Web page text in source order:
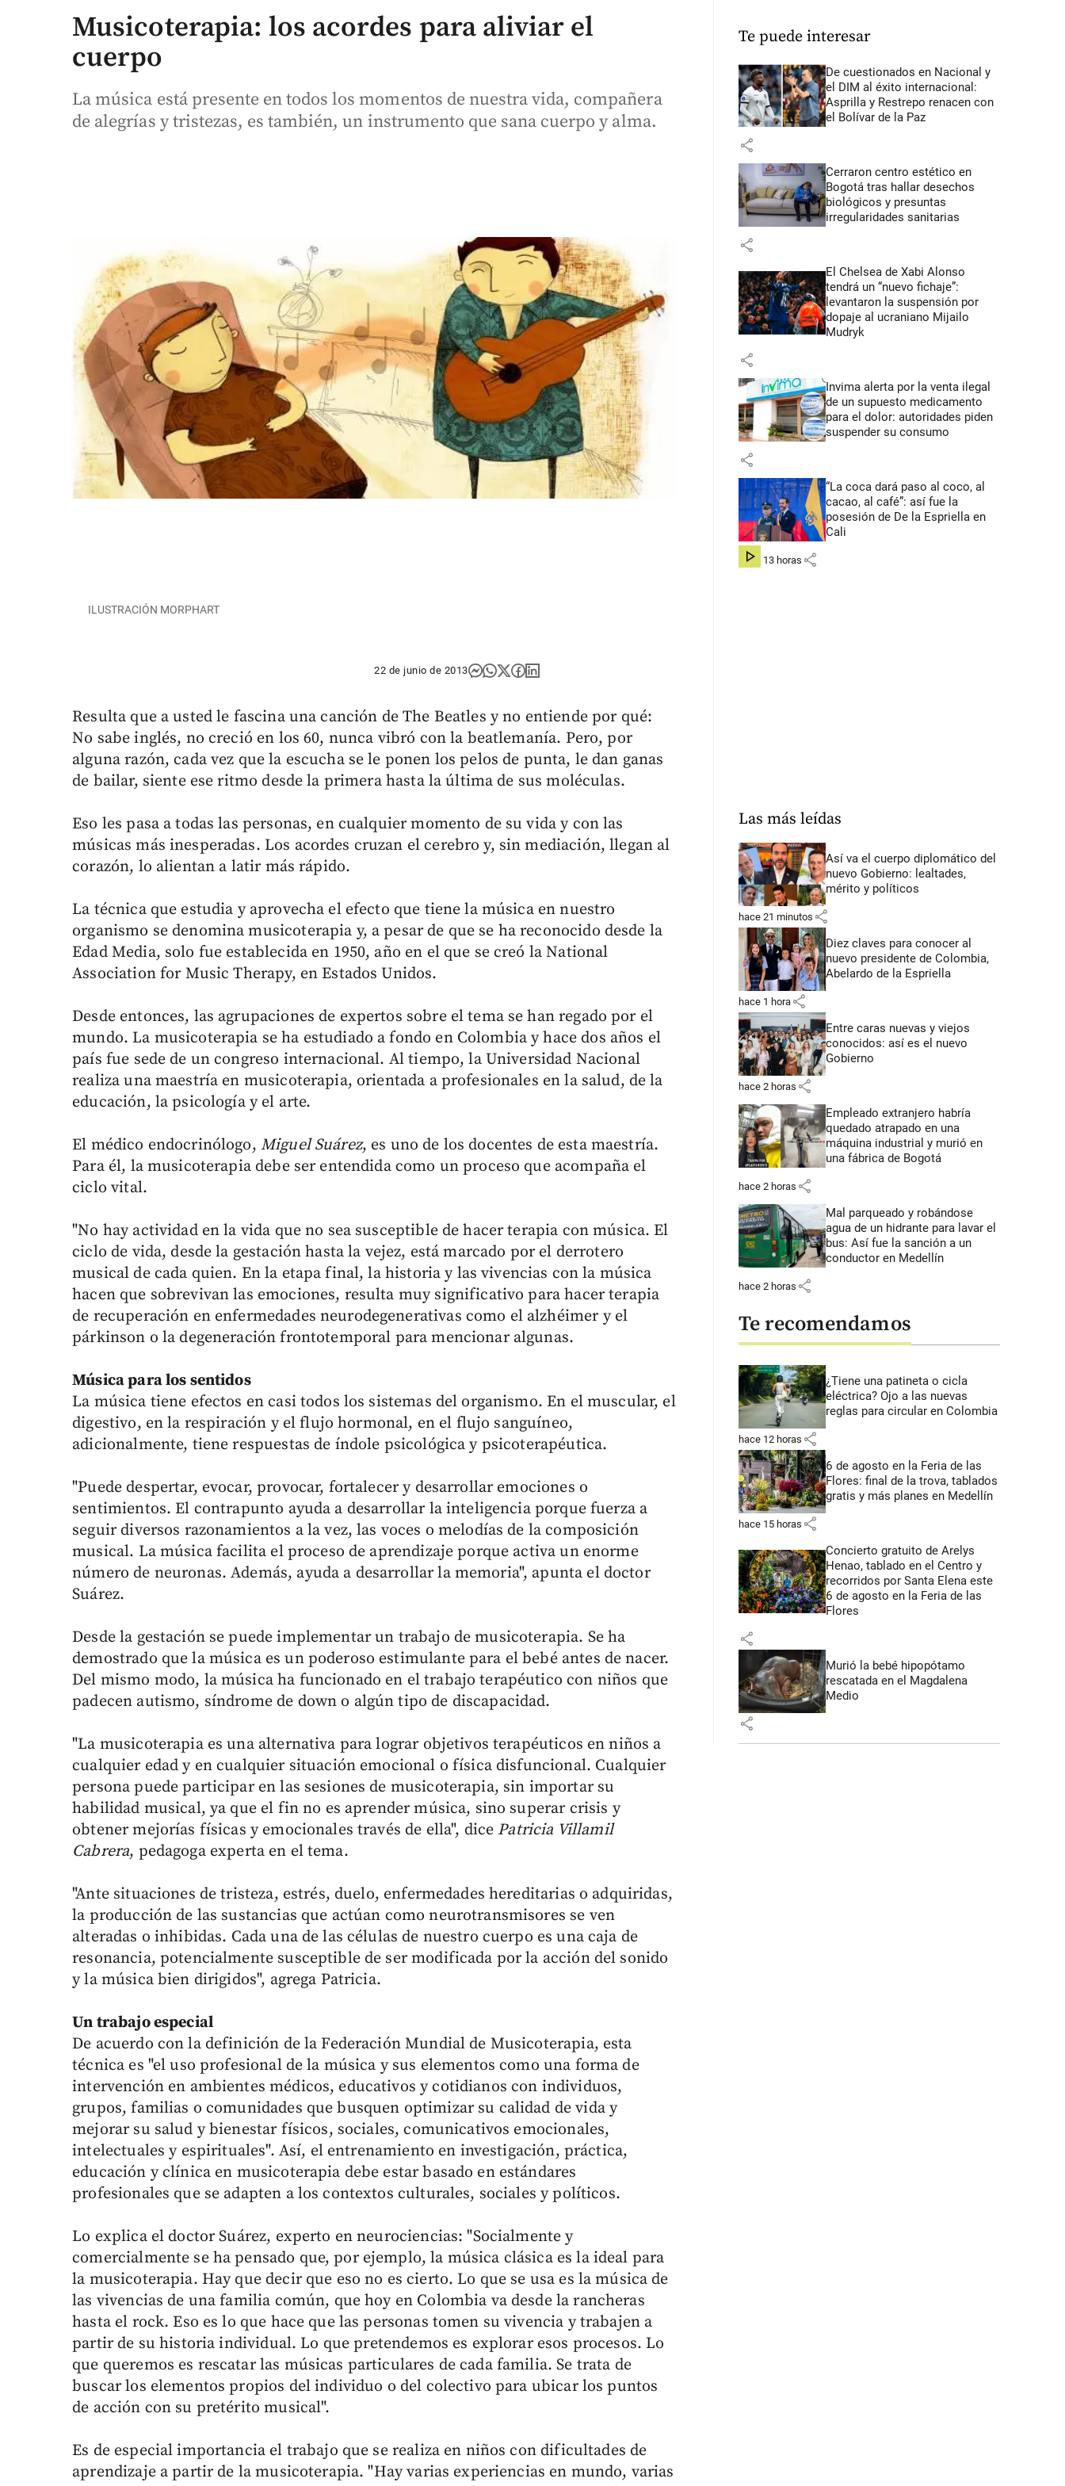
Musicoterapia: los acordes para aliviar el
cuerpo
La música está presente en todos los momentos de nuestra vida, compañera
de alegrías y tristezas, es también, un instrumento que sana cuerpo y alma.
ILUSTRACIÓN MORPHART
22 de junio de 2013
Resulta que a usted le fascina una canción de The Beatles y no entiende por qué:
No sabe inglés, no creció en los 60, nunca vibró con la beatlemanía. Pero, por
alguna razón, cada vez que la escucha se le ponen los pelos de punta, le dan ganas
de bailar, siente ese ritmo desde la primera hasta la última de sus moléculas.
Eso les pasa a todas las personas, en cualquier momento de su vida y con las
músicas más inesperadas. Los acordes cruzan el cerebro y, sin mediación, llegan al
corazón, lo alientan a latir más rápido.
La técnica que estudia y aprovecha el efecto que tiene la música en nuestro
organismo se denomina musicoterapia y, a pesar de que se ha reconocido desde la
Edad Media, solo fue establecida en 1950, año en el que se creó la National
Association for Music Therapy, en Estados Unidos.
Desde entonces, las agrupaciones de expertos sobre el tema se han regado por el
mundo. La musicoterapia se ha estudiado a fondo en Colombia y hace dos años el
país fue sede de un congreso internacional. Al tiempo, la Universidad Nacional
realiza una maestría en musicoterapia, orientada a profesionales en la salud, de la
educación, la psicología y el arte.
El médico endocrinólogo, Miguel Suárez, es uno de los docentes de esta maestría.
Para él, la musicoterapia debe ser entendida como un proceso que acompaña el
ciclo vital.
"No hay actividad en la vida que no sea susceptible de hacer terapia con música. El
ciclo de vida, desde la gestación hasta la vejez, está marcado por el derrotero
musical de cada quien. En la etapa final, la historia y las vivencias con la música
hacen que sobrevivan las emociones, resulta muy significativo para hacer terapia
de recuperación en enfermedades neurodegenerativas como el alzhéimer y el
párkinson o la degeneración frontotemporal para mencionar algunas.
Música para los sentidos
La música tiene efectos en casi todos los sistemas del organismo. En el muscular, el
digestivo, en la respiración y el flujo hormonal, en el flujo sanguíneo,
adicionalmente, tiene respuestas de índole psicológica y psicoterapéutica.
"Puede despertar, evocar, provocar, fortalecer y desarrollar emociones o
sentimientos. El contrapunto ayuda a desarrollar la inteligencia porque fuerza a
seguir diversos razonamientos a la vez, las voces o melodías de la composición
musical. La música facilita el proceso de aprendizaje porque activa un enorme
número de neuronas. Además, ayuda a desarrollar la memoria", apunta el doctor
Suárez.
Desde la gestación se puede implementar un trabajo de musicoterapia. Se ha
demostrado que la música es un poderoso estimulante para el bebé antes de nacer.
Del mismo modo, la música ha funcionado en el trabajo terapéutico con niños que
padecen autismo, síndrome de down o algún tipo de discapacidad.
"La musicoterapia es una alternativa para lograr objetivos terapéuticos en niños a
cualquier edad y en cualquier situación emocional o física disfuncional. Cualquier
persona puede participar en las sesiones de musicoterapia, sin importar su
habilidad musical, ya que el fin no es aprender música, sino superar crisis y
obtener mejorías físicas y emocionales través de ella", dice Patricia Villamil
Cabrera, pedagoga experta en el tema.
"Ante situaciones de tristeza, estrés, duelo, enfermedades hereditarias o adquiridas,
la producción de las sustancias que actúan como neurotransmisores se ven
alteradas o inhibidas. Cada una de las células de nuestro cuerpo es una caja de
resonancia, potencialmente susceptible de ser modificada por la acción del sonido
y la música bien dirigidos", agrega Patricia.
Un trabajo especial
De acuerdo con la definición de la Federación Mundial de Musicoterapia, esta
técnica es "el uso profesional de la música y sus elementos como una forma de
intervención en ambientes médicos, educativos y cotidianos con individuos,
grupos, familias o comunidades que busquen optimizar su calidad de vida y
mejorar su salud y bienestar físicos, sociales, comunicativos emocionales,
intelectuales y espirituales". Así, el entrenamiento en investigación, práctica,
educación y clínica en musicoterapia debe estar basado en estándares
profesionales que se adapten a los contextos culturales, sociales y políticos.
Lo explica el doctor Suárez, experto en neurociencias: "Socialmente y
comercialmente se ha pensado que, por ejemplo, la música clásica es la ideal para
la musicoterapia. Hay que decir que eso no es cierto. Lo que se usa es la música de
las vivencias de una familia común, que hoy en Colombia va desde la rancheras
hasta el rock. Eso es lo que hace que las personas tomen su vivencia y trabajen a
partir de su historia individual. Lo que pretendemos es explorar esos procesos. Lo
que queremos es rescatar las músicas particulares de cada familia. Se trata de
buscar los elementos propios del individuo o del colectivo para ubicar los puntos
de acción con su pretérito musical".
Es de especial importancia el trabajo que se realiza en niños con dificultades de
aprendizaje a partir de la musicoterapia. "Hay varias experiencias en mundo, varias
Te puede interesar
De cuestionados en Nacional y
el DIM al éxito internacional:
Asprilla y Restrepo renacen con
el Bolívar de la Paz
share
Cerraron centro estético en
Bogotá tras hallar desechos
biológicos y presuntas
irregularidades sanitarias
share
El Chelsea de Xabi Alonso
tendrá un “nuevo fichaje”:
levantaron la suspensión por
dopaje al ucraniano Mijailo
Mudryk
share
Invima alerta por la venta ilegal
de un supuesto medicamento
para el dolor: autoridades piden
suspender su consumo
share
“La coca dará paso al coco, al
cacao, al café”: así fue la
posesión de De la Espriella en
Cali
hace 13 horas share
Las más leídas
Así va el cuerpo diplomático del
nuevo Gobierno: lealtades,
mérito y políticos
hace 21 minutos share
Diez claves para conocer al
nuevo presidente de Colombia,
Abelardo de la Espriella
hace 1 hora share
Entre caras nuevas y viejos
conocidos: así es el nuevo
Gobierno
hace 2 horas share
Empleado extranjero habría
quedado atrapado en una
máquina industrial y murió en
una fábrica de Bogotá
hace 2 horas share
Mal parqueado y robándose
agua de un hidrante para lavar el
bus: Así fue la sanción a un
conductor en Medellín
hace 2 horas share
Te recomendamos
¿Tiene una patineta o cicla
eléctrica? Ojo a las nuevas
reglas para circular en Colombia
hace 12 horas share
6 de agosto en la Feria de las
Flores: final de la trova, tablados
gratis y más planes en Medellín
hace 15 horas share
Concierto gratuito de Arelys
Henao, tablado en el Centro y
recorridos por Santa Elena este
6 de agosto en la Feria de las
Flores
share
Murió la bebé hipopótamo
rescatada en el Magdalena
Medio
share